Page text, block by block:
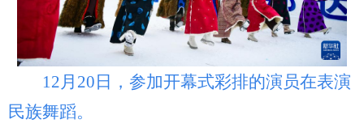
12月20日，参加开幕式彩排的演员在表演
民族舞蹈。